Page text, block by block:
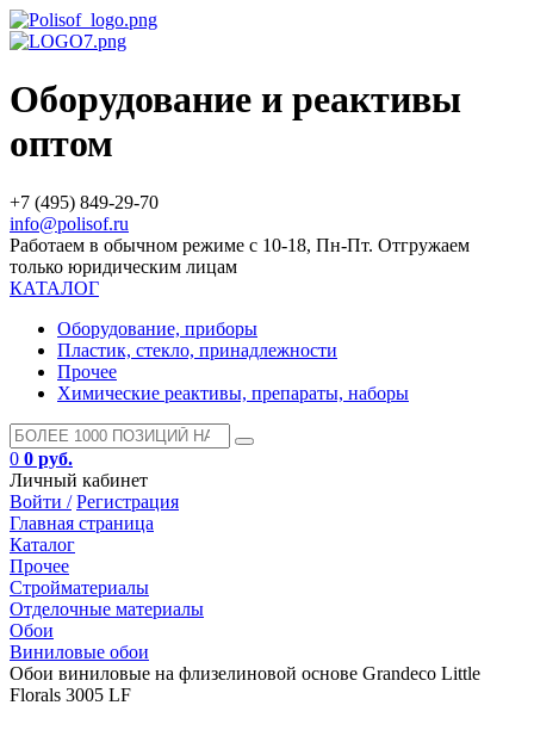
Оборудование и реактивы
оптом
+7 (495) 849-29-70
info@polisof.ru
Работаем в обычном режиме с 10-18, Пн-Пт. Отгружаем
только юридическим лицам
КАТАЛОГ
Оборудование, приборы
Пластик, стекло, принадлежности
Прочее
Химические реактивы, препараты, наборы
0 0 руб.
Личный кабинет
Войти / Регистрация
Главная страница
Каталог
Прочее
Стройматериалы
Отделочные материалы
Обои
Виниловые обои
Обои виниловые на флизелиновой основе Grandeco Little
Florals 3005 LF